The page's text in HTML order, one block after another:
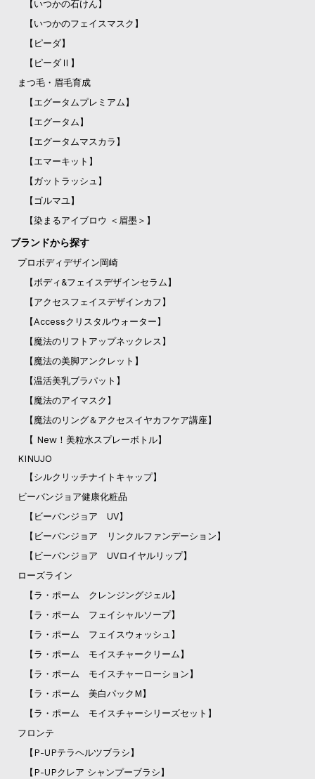
【いつかの石けん】
【いつかのフェイスマスク】
【ピーダ】
【ピーダⅡ】
まつ毛・眉毛育成
【エグータムプレミアム】
【エグータム】
【エグータムマスカラ】
【エマーキット】
【ガットラッシュ】
【ゴルマユ】
【染まるアイブロウ ＜眉墨＞】
ブランドから探す
プロボディデザイン岡崎
【ボディ&フェイスデザインセラム】
【アクセスフェイスデザインカフ】
【Accessクリスタルウォーター】
【魔法のリフトアップネックレス】
【魔法の美脚アンクレット】
【温活美乳ブラパット】
【魔法のアイマスク】
【魔法のリング＆アクセスイヤカフケア講座】
【 New！美粒水スプレーボトル】
KINUJO
【シルクリッチナイトキャップ】
ビーバンジョア健康化粧品
【ビーバンジョア UV】
【ビーバンジョア リンクルファンデーション】
【ビーバンジョア UVロイヤルリップ】
ローズライン
【ラ・ポーム クレンジングジェル】
【ラ・ポーム フェイシャルソープ】
【ラ・ポーム フェイスウォッシュ】
【ラ・ポーム モイスチャークリーム】
【ラ・ポーム モイスチャーローション】
【ラ・ポーム 美白パックM】
【ラ・ポーム モイスチャーシリーズセット】
フロンテ
【P-UPテラヘルツブラシ】
【P-UPクレア シャンプーブラシ】